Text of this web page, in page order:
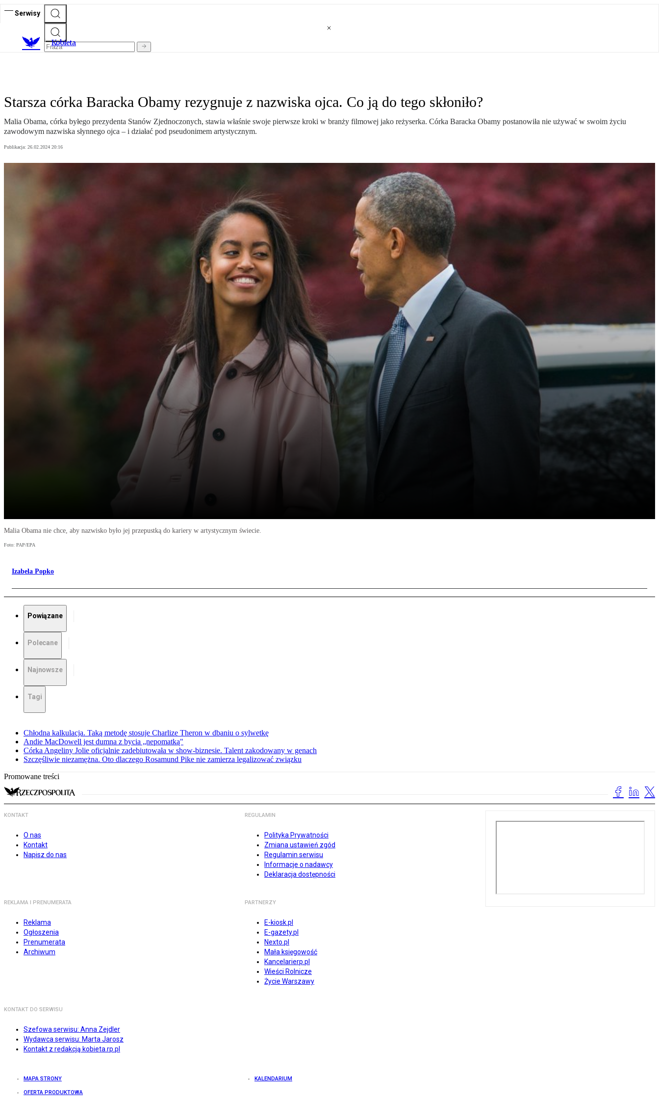
Serwisy
Kobieta
Starsza córka Baracka Obamy rezygnuje z nazwiska ojca. Co ją do tego skłoniło?
Malia Obama, córka byłego prezydenta Stanów Zjednoczonych, stawia właśnie swoje pierwsze kroki w branży filmowej jako reżyserka. Córka Baracka Obamy postanowiła nie używać w swoim życiu
zawodowym nazwiska słynnego ojca – i działać pod pseudonimem artystycznym.
Publikacja: 26.02.2024 20:16
Malia Obama nie chce, aby nazwisko było jej przepustką do kariery w artystycznym świecie.
Foto: PAP/EPA
Izabela Popko
Powiązane
Polecane
Najnowsze
Tagi
Chłodna kalkulacja. Taką metodę stosuje Charlize Theron w dbaniu o sylwetkę
Andie MacDowell jest dumna z bycia „nepomatką"
Córka Angeliny Jolie oficjalnie zadebiutowała w show-biznesie. Talent zakodowany w genach
Szczęśliwie niezamężna. Oto dlaczego Rosamund Pike nie zamierza legalizować związku
Promowane treści
KONTAKT
O nas
Kontakt
Napisz do nas
REGULAMIN
Polityka Prywatności
Zmiana ustawień zgód
Regulamin serwisu
Informacje o nadawcy
Deklaracja dostępności
REKLAMA I PRENUMERATA
Reklama
Ogłoszenia
Prenumerata
Archiwum
PARTNERZY
E-kiosk.pl
E-gazety.pl
Nexto.pl
Mała księgowość
Kancelarierp.pl
Wieści Rolnicze
Życie Warszawy
KONTAKT DO SERWISU
Szefowa serwisu: Anna Zejdler
Wydawca serwisu: Marta Jarosz
Kontakt z redakcją kobieta.rp.pl
MAPA STRONY KALENDARIUM
OFERTA PRODUKTOWA